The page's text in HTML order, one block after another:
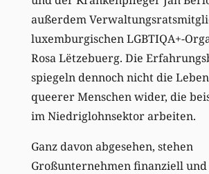
außerdem
luxemburgischen LGBTIQA+-
Rosa Lëtzebuerg. Die
spiegeln dennochnichtdie
queererMenschen wider, die
im Niedriglohnsektor arbeiten.
Ganz davon abgesehen, stehen
Großunternehmenfinanziell und